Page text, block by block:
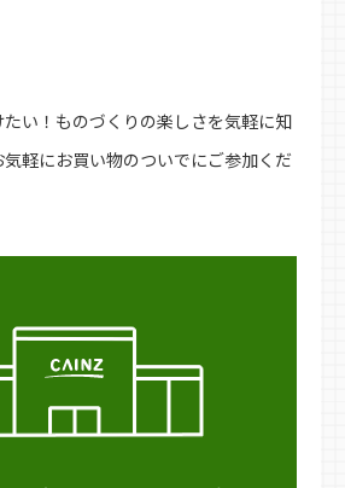
い！ものづくりの楽しさを気軽に知
軽にお買い物のついでにご参加くだ